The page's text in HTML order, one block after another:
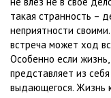
такая странность –
неприятности
встреча может ход
Особенно если жизнь,
представляет из себя
выдающегося. Жизнь